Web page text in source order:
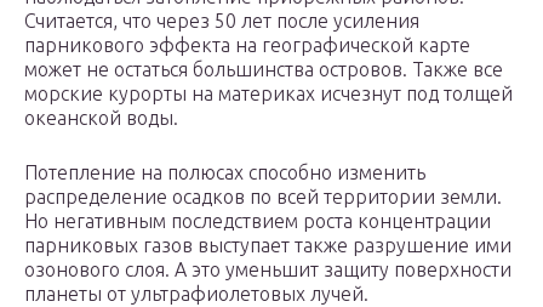
Считается, что через 50 лет после усиления
парникового эффекта на географической карте
может не остаться большинства островов. Также все
морские курорты на материках исчезнут под толщей
океанской воды.
Потепление на полюсах способно изменить
распределение осадков по всей территории земли.
Но негативным последствием роста концентрации
парниковых газов выступает также разрушение ими
озонового слоя. А это уменьшит защиту поверхности
планеты от ультрафиолетовых лучей.